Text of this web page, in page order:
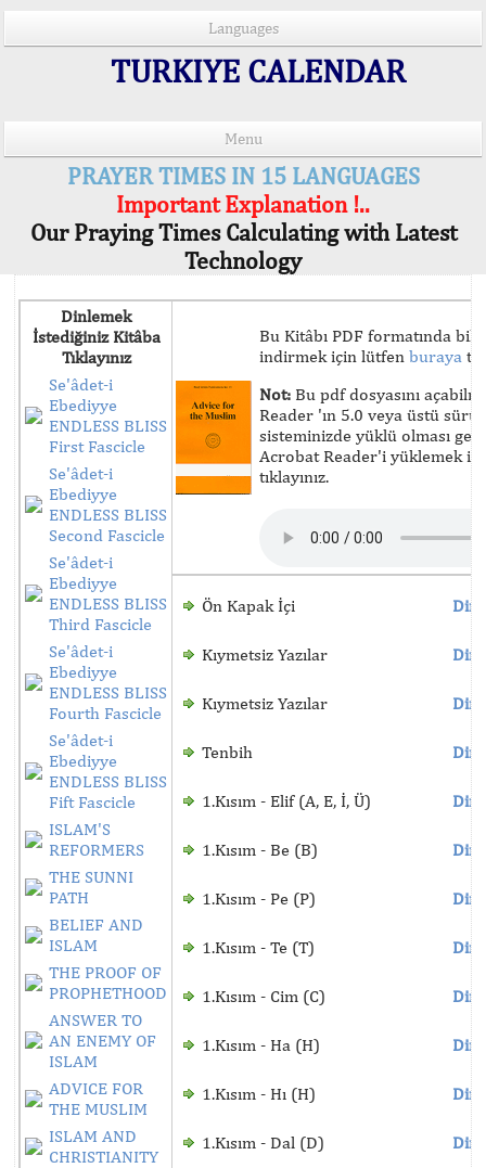
Languages
TURKIYE CALENDAR
Menu
PRAYER TIMES IN 15 LANGUAGES
Important Explanation !..
Our Praying Times Calculating with Latest
Technology
Dinlemek
İstediğiniz Kitâba
Tıklayınız
Se'âdet-i
Ebediyye
ENDLESS BLISS
First Fascicle
Se'âdet-i
Ebediyye
ENDLESS BLISS
Second Fascicle
Se'âdet-i
Ebediyye
ENDLESS BLISS
Third Fascicle
Se'âdet-i
Ebediyye
ENDLESS BLISS
Fourth Fascicle
Se'âdet-i
Ebediyye
ENDLESS BLISS
Fift Fascicle
ISLAM'S
REFORMERS
THE SUNNI
PATH
BELIEF AND
ISLAM
THE PROOF OF
PROPHETHOOD
ANSWER TO
AN ENEMY OF
ISLAM
ADVICE FOR
THE MUSLIM
ISLAM AND
CHRISTIANITY
Bu Kitâbı PDF formatında
indirmek için lütfen buraya
Not: Bu pdf dosyasını
Reader 'ın 5.0 veya üstü
sisteminizde yüklü olması
Acrobat Reader'i yüklemek
tıklayınız.
Ön Kapak İçi
Kıymetsiz Yazılar
Kıymetsiz Yazılar
Tenbih
1.Kısım - Elif (A, E, İ, Ü)
1.Kısım - Be (B)
1.Kısım - Pe (P)
1.Kısım - Te (T)
1.Kısım - Cim (C)
1.Kısım - Ha (H)
1.Kısım - Hı (H)
1.Kısım - Dal (D)